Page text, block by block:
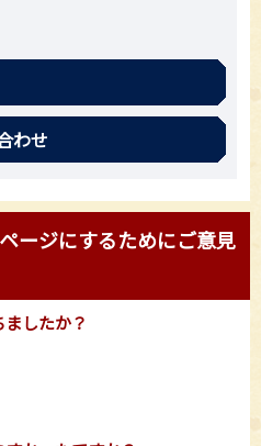
わせ
ージにするためにご意見
したか？